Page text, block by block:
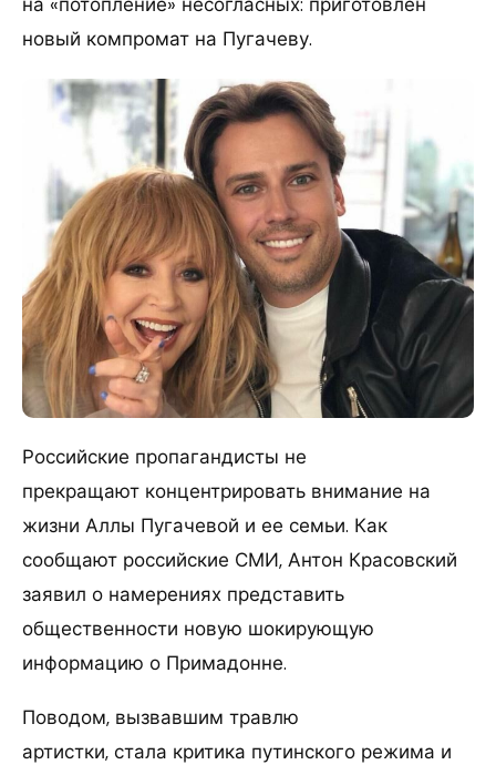
новый компромат на Пугачеву.
Российские пропагандисты не
прекращают концентрировать внимание на
жизни Аллы Пугачевой и ее семьи. Как
сообщают российские СМИ, Антон Красовский
заявил о намерениях представить
общественности новую шокирующую
информацию о Примадонне.
Поводом, вызвавшим травлю
артистки, стала критика путинского режима и